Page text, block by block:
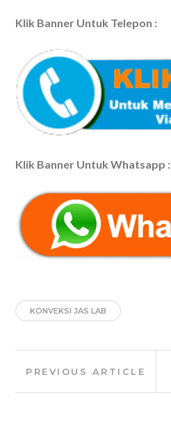
Klik Banner Untuk Telepon :
Klik Banner Untuk Whatsapp :
KONVEKSI JAS LAB
navigation
PREVIOUS ARTICLE